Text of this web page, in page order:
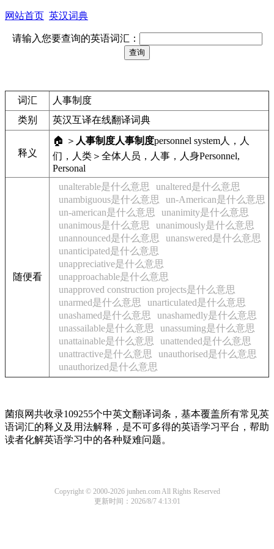
网站首页 英汉词典
请输入您要查询的英语词汇：
词汇
人事制度
类别
英汉互译在线翻译词典
释义
🏠 ＞ 人事制度人事制度personnel system人，人
们，人类＞全体人员，人事，人身Personnel,
Personal
随便看
unalterable是什么意思
unaltered是什么意思
unambiguous是什么意思
un-American是什么意思
un-american是什么意思
unanimity是什么意思
unanimous是什么意思
unanimously是什么意思
unannounced是什么意思
unanswered是什么意思
unanticipated是什么意思
unappreciative是什么意思
unapproachable是什么意思
unapproved construction projects是什么意思
unarmed是什么意思
unarticulated是什么意思
unashamed是什么意思
unashamedly是什么意思
unassailable是什么意思
unassuming是什么意思
unattainable是什么意思
unattended是什么意思
unattractive是什么意思
unauthorised是什么意思
unauthorized是什么意思
菌痕网共收录109255个中英文翻译词条，基本覆盖所有常见英
语词汇的释义及用法解释，是不可多得的英语学习平台，帮助
读者化解英语学习中的各种疑难问题。
Copyright © 2000-2026 junhen.com All Rights Reserved
更新时间：2026/8/7 4:13:01